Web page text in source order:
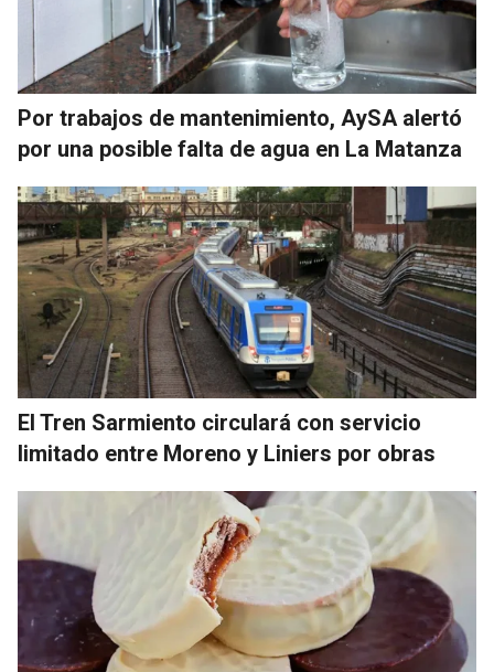
Por trabajos de mantenimiento, AySA alertó
por una posible falta de agua en La Matanza
El Tren Sarmiento circulará con servicio
limitado entre Moreno y Liniers por obras